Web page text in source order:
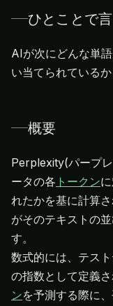
ひとことで
AIが次にどんな単
い当てられている
概要
Perplexity(パープ
ータの各 トークン
れたかを基に計算
がそのテキストの
す。
数式的には、テス
の指数として定義
ンを予測する際に